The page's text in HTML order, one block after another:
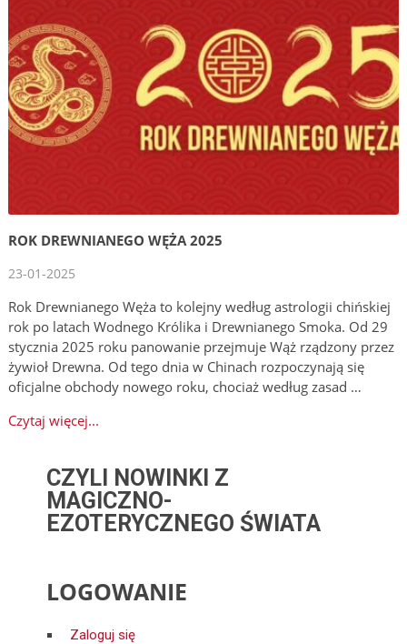
ROK DREWNIANEGO WĘŻA 2025
23-01-2025
Rok Drewnianego Węża to kolejny według astrologii chińskiej
rok po latach Wodnego Królika i Drewnianego Smoka. Od 29
stycznia 2025 roku panowanie przejmuje Wąż rządzony przez
żywioł Drewna. Od tego dnia w Chinach rozpoczynają się
oficjalne obchody nowego roku, chociaż według zasad …
Czytaj więcej...
CZYLI NOWINKI Z
MAGICZNO-
EZOTERYCZNEGO ŚWIATA
LOGOWANIE
Zaloguj się